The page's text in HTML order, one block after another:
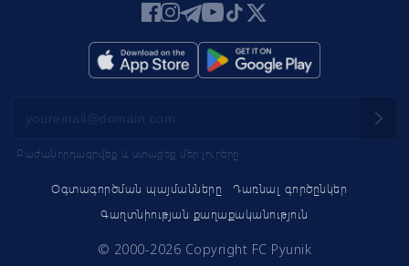
Օգտագործման պայմանները
Դառնալ գործընկեր
Գաղտնիության քաղաքականություն
Բաժանորդագրվեք և ստացեք մեր լուրերը
© 2000-2026 Copyright FC Pyunik